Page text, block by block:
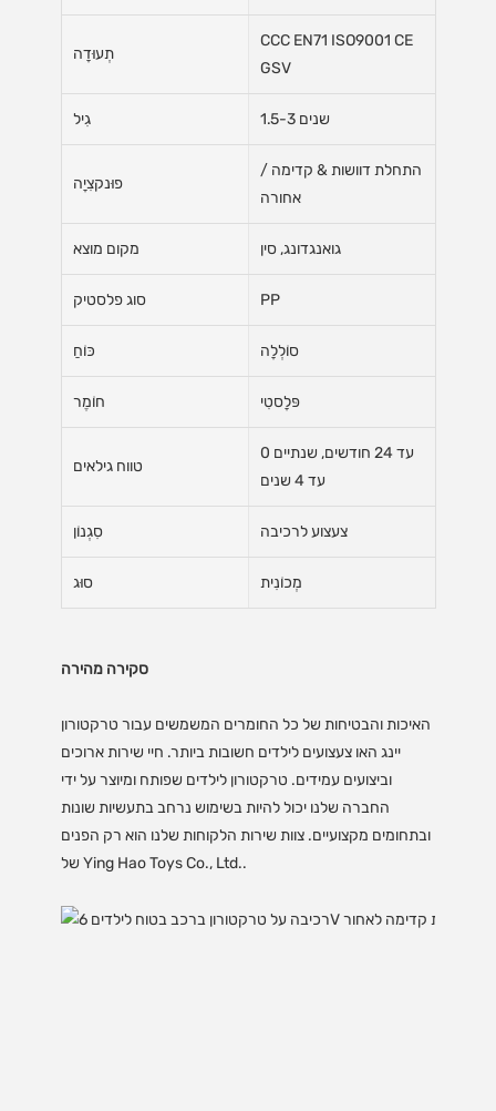
תְעוּדָה
CCC EN71 ISO9001 CE
GSV
גִיל 1.5-3 שנים
פוּנקצִיָה
התחלת דוושות & קדימה /
אחורה
מקום מוצא גואנגדונג, סין
סוג פלסטיק PP
כּוֹחַ סוֹלְלָה
חוֹמֶר פּלָסטִי
טווח גילאים
0 עד 24 חודשים, שנתיים
עד 4 שנים
סִגְנוֹן צעצוע לרכיבה
סוּג מְכוֹנִית
סקירה מהירה
האיכות והבטיחות של כל החומרים המשמשים עבור טרקטורון
יינג האו צעצועים לילדים חשובות ביותר. חיי שירות ארוכים
וביצועים עמידים. טרקטורון לילדים שפותח ומיוצר על ידי
החברה שלנו יכול להיות בשימוש נרחב בתעשיות שונות
ובתחומים מקצועיים. צוות שירות הלקוחות שלנו הוא רק הפנים
של Ying Hao Toys Co., Ltd..